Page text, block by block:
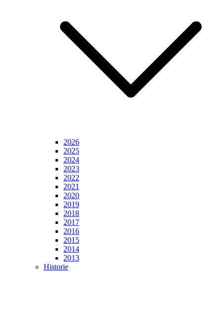
2026
2025
2024
2023
2022
2021
2020
2019
2018
2017
2016
2015
2014
2013
Historie